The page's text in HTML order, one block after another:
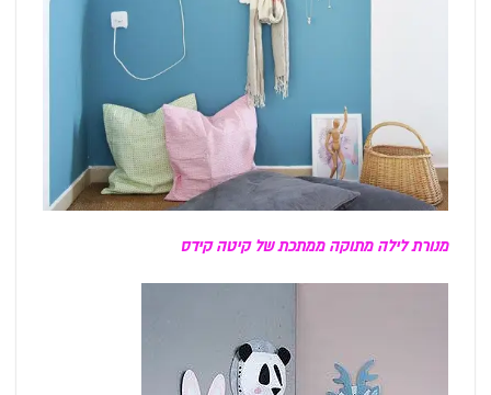
מנורת לילה מתוקה ממתכת של קיטה קידס